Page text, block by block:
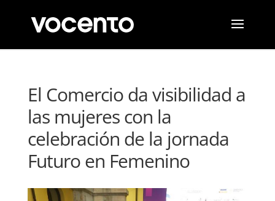
El Comercio da visibilidad a
las mujeres con la
celebración de la jornada
Futuro en Femenino